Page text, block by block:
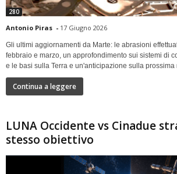
280
Antonio Piras - 17 Giugno 2026
Gli ultimi aggiornamenti da Marte: le abrasioni
febbraio e marzo, un approfondimento sui sistemi di
e le basi sulla Terra e un'anticipazione sulla prossima
Continua a leggere
LUNA Occidente vs Cinadue
stesso obiettivo